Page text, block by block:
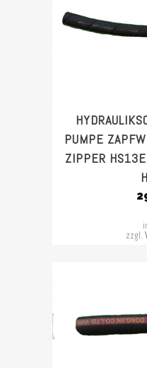
PUMPE
ZIPPER
zzgl.